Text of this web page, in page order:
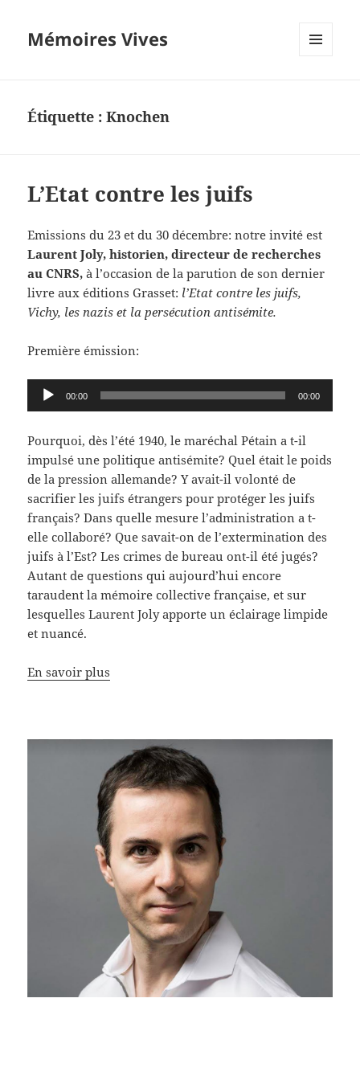
Mémoires Vives
Étiquette :Knochen
L’Etat contre les juifs
Emissions du 23 et du 30 décembre: notre invité est
Laurent Joly, historien, directeur de recherches
au CNRS, à l’occasion de la parution de son dernier
livre aux éditions Grasset: l’Etat contre les juifs,
Vichy, les nazis et la persécution antisémite.
Première émission:
Lecteur
audio
00:00 00:00
Pourquoi, dès l’été 1940, le maréchal Pétain a t-il
impulsé une politique antisémite? Quel était le poids
de la pression allemande? Y avait-il volonté de
sacrifier les juifs étrangers pour protéger les juifs
français? Dans quelle mesure l’administration a t-
elle collaboré? Que savait-on de l’extermination des
juifs à l’Est? Les crimes de bureau ont-il été jugés?
Autant de questions qui aujourd’hui encore
taraudent la mémoire collective française, et sur
lesquelles Laurent Joly apporte un éclairage limpide
et nuancé.
En savoir plus